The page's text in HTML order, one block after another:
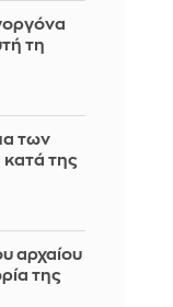
τη
των
της
αρχαίου
της